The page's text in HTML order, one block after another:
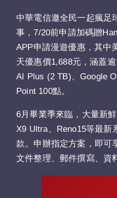
中華電信邀全民一起瘋足
事，7/20前申請加碼贈
APP申請漫遊優惠，其中
天優惠價1,688元，涵蓋
AI Plus (2 TB)、Google
Point 100點。
6月畢業季來臨，大量新
X9 Ultra、Reno15等最新
款。申辦指定方案，即可
文件整理、郵件撰寫、資